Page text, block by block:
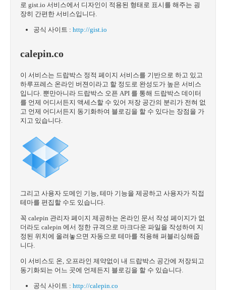
로 gist.io 서비스에서 디자인이 적용된 형태로 표시를 해주는 굉
장히 간편한 서비스입니다.
공식 사이트 : http://gist.io
calepin.co
이 서비스는 드랍박스 정적 페이지 서비스를 기반으로 하고 있고
하루프레스 온라인 버젼이라고 할 정도로 완성도가 높은 서비스
입니다. 뿐만아니라 드랍박스 오픈 API 를 통해 드랍박스 데이터
를 언제 어디서든지 액세스할 수 있어 저장 공간의 분리가 전혀 없
고 언제 어디서든지 동기화하여 블로깅을 할 수 있다는 장점을 가
지고 있습니다.
그리고 사용자 도메인 기능, 테마 기능을 제공하고 사용자가 직접
테마를 편집할 수도 있습니다.
꼭 calepin 관리자 페이지 제공하는 온라인 문서 작성 페이지가 없
더라도 calepin 에서 정한 규격으로 마크다운 파일을 작성하여 지
정된 위치에 올려놓으면 자동으로 테마를 적용해 퍼블리싱해줍
니다.
이 서비스도 온, 오프라인 제약없이 내 드랍박스 공간에 저장되고
동기화되는 어느 곳에 언제든지 블로깅을 할 수 있습니다.
공식 사이트 : http://calepin.co